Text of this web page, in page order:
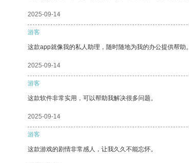
2025-09-14
游客
这款app就像我的私人助理，随时随地为我的办公提供帮助。
2025-09-14
游客
这款软件非常实用，可以帮助我解决很多问题。
2025-09-14
游客
这款游戏的剧情非常感人，让我久久不能忘怀。